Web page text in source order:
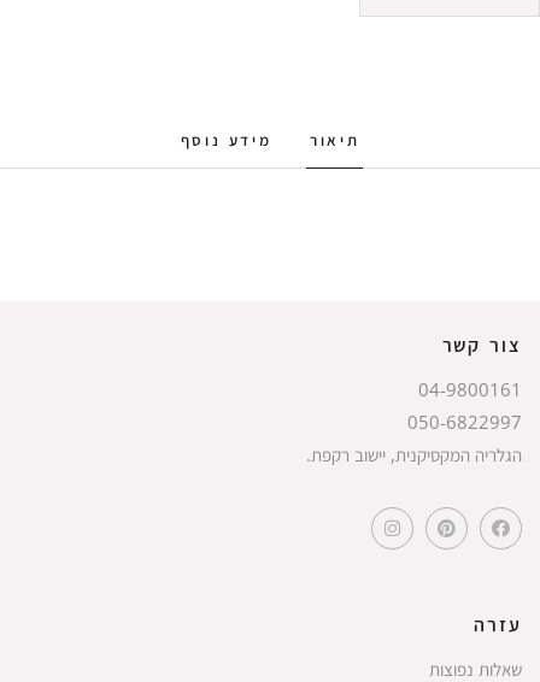
תיאור מידע נוסף
צור קשר
04-9800161
050-6822997
הגלריה המקסיקנית, יישוב רקפת.
עזרה
שאלות נפוצות